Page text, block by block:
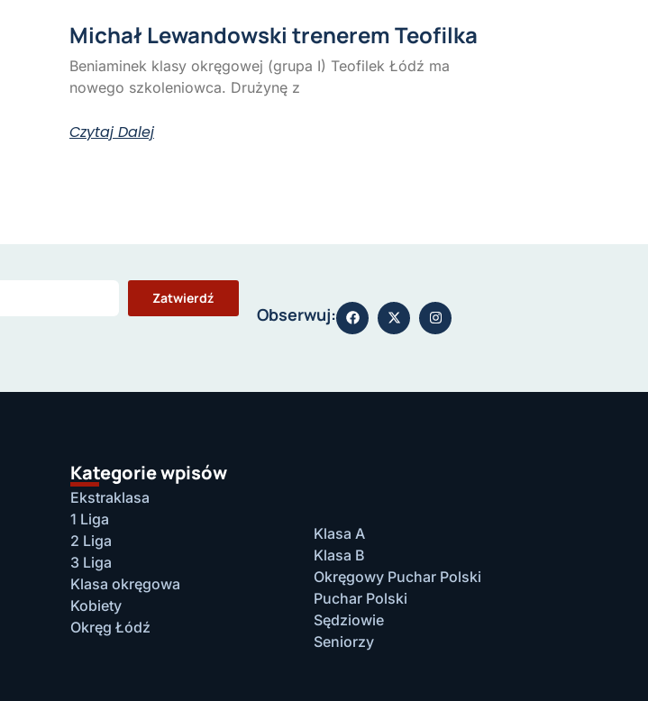
Michał Lewandowski trenerem Teofilka
Beniaminek klasy okręgowej (grupa I) Teofilek Łódź ma
nowego szkoleniowca. Drużynę z
Czytaj Dalej
Zatwierdź
Obserwuj:
Kategorie wpisów
Ekstraklasa
1 Liga
2 Liga
3 Liga
Klasa okręgowa
Kobiety
Okręg Łódź
Klasa A
Klasa B
Okręgowy Puchar Polski
Puchar Polski
Sędziowie
Seniorzy